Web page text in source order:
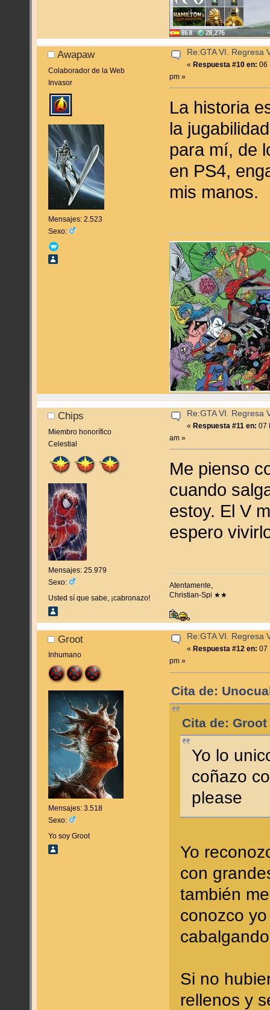
Awapaw
Colaborador de la Web
Invasor
Mensajes: 2.523
Sexo:
Re:GTA VI. Regresa
« Respuesta #10 en: 06
pm »
La historia
la
para mí, de
en PS4,
mis manos.
Chips
Miembro honorífico
Celestial
Mensajes: 25.979
Sexo:
Usted sí que sabe, ¡cabronazo!
Re:GTA VI. Regresa
«Respuesta #11 en: 07
am »
Me pienso
cuando
estoy. El V
espero
Atentamente,
Christian-Spi ★★
Groot
Inhumano
Mensajes: 3.518
Sexo:
Yo soy Groot
Re:GTA VI. Regresa
« Respuesta #12 en: 07
pm »
Cita de:
Cita de:
Yo lo
coñazo
please
Yo
con
también
conozco
Si no
rellenos y